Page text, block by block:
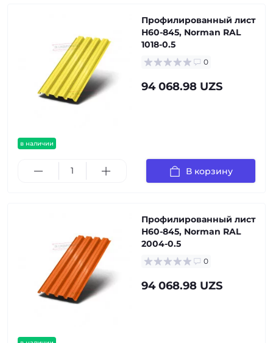
в наличии
Профилированный лист
Н60-845, Norman RAL
1018-0.5
0
94 068.98 UZS
В корзину
Профилированный лист
Н60-845, Norman RAL
2004-0.5
0
94 068.98 UZS